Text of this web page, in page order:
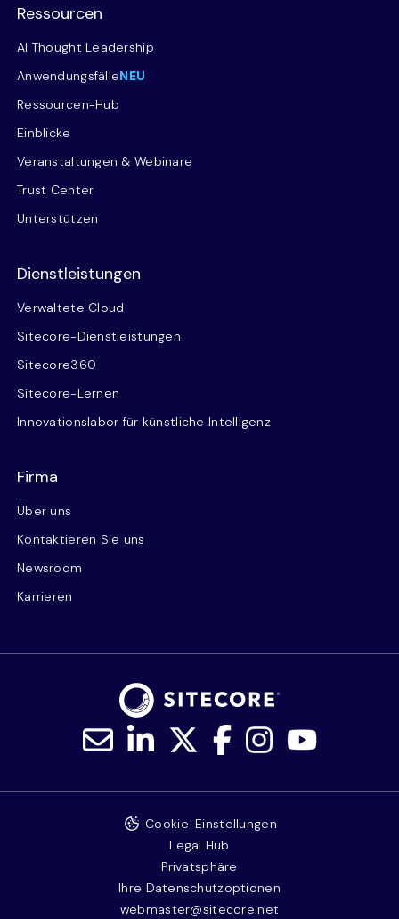
Ressourcen
AI Thought Leadership
AnwendungsfälleNEU
Ressourcen-Hub
Einblicke
Veranstaltungen & Webinare
Trust Center
Unterstützen
Dienstleistungen
Verwaltete Cloud
Sitecore-Dienstleistungen
Sitecore360
Sitecore-Lernen
Innovationslabor für künstliche Intelligenz
Firma
Über uns
Kontaktieren Sie uns
Newsroom
Karrieren
Cookie-Einstellungen
Legal Hub
Privatsphäre
Ihre Datenschutzoptionen
webmaster@sitecore.net